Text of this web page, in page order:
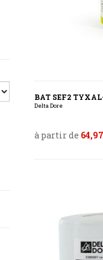
BAT SEF2
Delta Dore
à partir de